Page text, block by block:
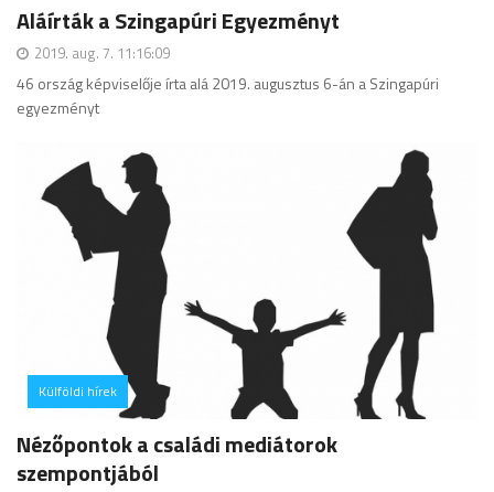
Aláírták a Szingapúri Egyezményt
2019. aug. 7. 11:16:09
46 ország képviselője írta alá 2019. augusztus 6-án a Szingapúri
egyezményt
Külföldi hírek
hozzászólás
Nézőpontok a családi mediátorok
szempontjából